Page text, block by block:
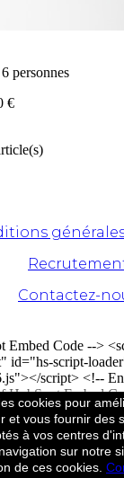
personnes
€
Contactez-
cookies pour
et vous fournir des
à vos centres
sur notre
de ces cookies.
Embed Code -->
id="hs-script-
script> <!--
HubSpot Embed
id="hs-script-
script>